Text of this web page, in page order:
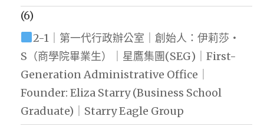
(6)
2-1｜第一代行政辦公室｜創始人：伊莉莎・
S（商學院畢業生）｜星鷹集團(SEG)｜First-
Generation Administrative Office｜
Founder: Eliza Starry (Business School
Graduate)｜Starry Eagle Group